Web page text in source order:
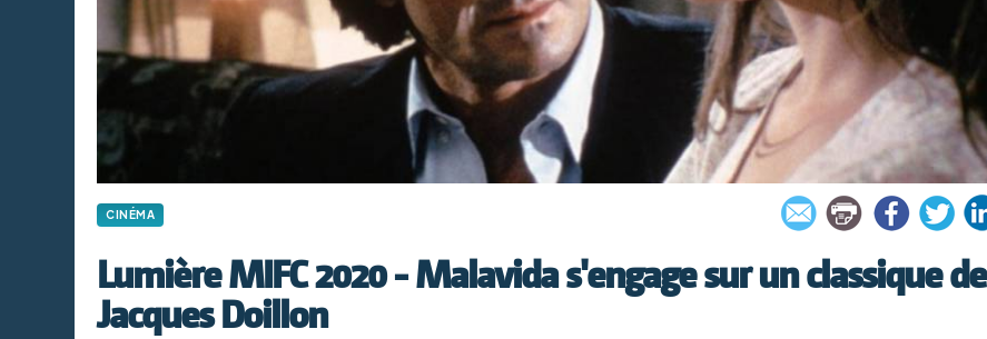
CINÉMA
Lumière MIFC 2020 - Malavida s'engage sur un classique de
Jacques Doillon